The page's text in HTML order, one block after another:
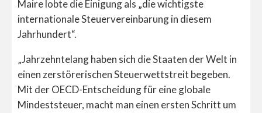
Maire lobte die Einigung als „die wichtigste
internationale Steuervereinbarung in diesem
Jahrhundert“.
„Jahrzehntelang haben sich die Staaten der Welt in
einen zerstörerischen Steuerwettstreit begeben.
Mit der OECD-Entscheidung für eine globale
Mindeststeuer, macht man einen ersten Schritt um